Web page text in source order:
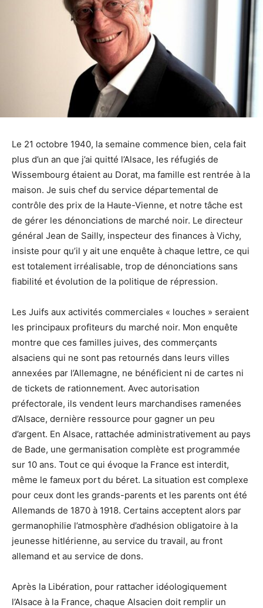
Le 21 octobre 1940, la semaine commence bien, cela fait
plus d’un an que j’ai quitté l’Alsace, les réfugiés de
Wissembourg étaient au Dorat, ma famille est rentrée à la
maison. Je suis chef du service départemental de
contrôle des prix de la Haute-Vienne, et notre tâche est
de gérer les dénonciations de marché noir. Le directeur
général Jean de Sailly, inspecteur des finances à Vichy,
insiste pour qu’il y ait une enquête à chaque lettre, ce qui
est totalement irréalisable, trop de dénonciations sans
fiabilité et évolution de la politique de répression.
Les Juifs aux activités commerciales « louches » seraient
les principaux profiteurs du marché noir. Mon enquête
montre que ces familles juives, des commerçants
alsaciens qui ne sont pas retournés dans leurs villes
annexées par l’Allemagne, ne bénéficient ni de cartes ni
de tickets de rationnement. Avec autorisation
préfectorale, ils vendent leurs marchandises ramenées
d’Alsace, dernière ressource pour gagner un peu
d’argent. En Alsace, rattachée administrativement au pays
de Bade, une germanisation complète est programmée
sur 10 ans. Tout ce qui évoque la France est interdit,
même le fameux port du béret. La situation est complexe
pour ceux dont les grands-parents et les parents ont été
Allemands de 1870 à 1918. Certains acceptent alors par
germanophilie l’atmosphère d’adhésion obligatoire à la
jeunesse hitlérienne, au service du travail, au front
allemand et au service de dons.
Après la Libération, pour rattacher idéologiquement
l’Alsace à la France, chaque Alsacien doit remplir un